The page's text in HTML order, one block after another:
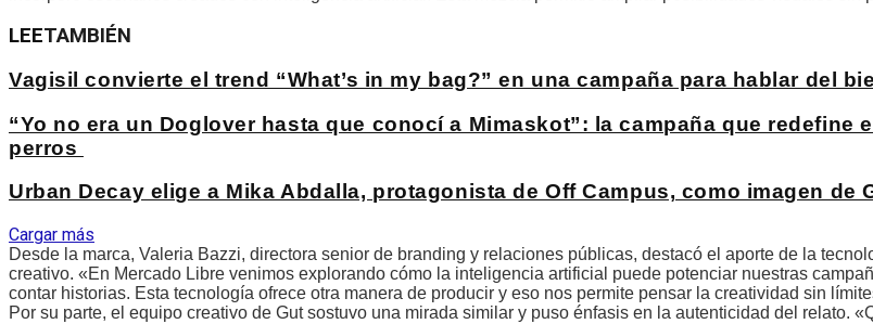
LEETAMBIÉN
Vagisil convierte el trend “What’s in my bag?” en una campaña para hablar del
“Yo no era un Doglover hasta que conocí a Mimaskot”: la campaña que redefine
perros
Urban Decay elige a Mika Abdalla, protagonista de Off Campus, como imagen de
Cargar más
Desde la marca, Valeria Bazzi, directora senior de branding y relaciones públicas, destacó el aporte de la
creativo. «En Mercado Libre venimos explorando cómo la inteligencia artificial puede potenciar nuestras
contar historias. Esta tecnología ofrece otra manera de producir y eso nos permite pensar la creatividad sin
Por su parte, el equipo creativo de Gut sostuvo una mirada similar y puso énfasis en la autenticidad del relato.